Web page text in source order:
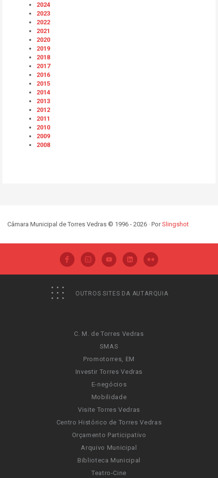
2024
2023
2022
2021
2020
2019
2018
2017
2016
2015
2014
2013
2012
2011
2010
2009
2008
Câmara Municipal de Torres Vedras © 1996 - 2026 · PorSlingshot
OUTROS SITES DA AUTARQUIA
C. M. de Torres Vedras
SMAS
Promotorres, EM
Investir Torres Vedras
E-negócios
Mobilidade
Visite Torres Vedras
Centro Histórico de Torres Vedras
Orçamento Participativo
Arquivo Municipal
Biblioteca Municipal
Teatro-Cine